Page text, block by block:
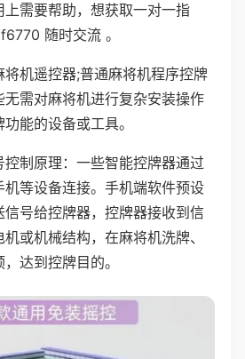
上需要帮助，想获取一对一指
随时交流 。
将机遥控器;普通麻将机程序控牌
需对麻将机进行复杂安装操作
能的设备或工具。
控制原理：一些智能控牌器通过
机等设备连接。手机端软件预设
号给控牌器，控牌器接收到信
或机械结构，在麻将机洗牌、
达到控牌目的。